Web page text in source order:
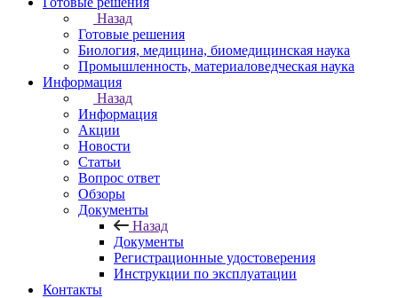
Назад
Готовые решения
Биология, медицина, биомедицинская наука
Промышленность, материаловедческая наука
Информация
Назад
Информация
Акции
Новости
Статьи
Вопрос ответ
Обзоры
Документы
Назад
Документы
Регистрационные удостоверения
Инструкции по эксплуатации
Контакты